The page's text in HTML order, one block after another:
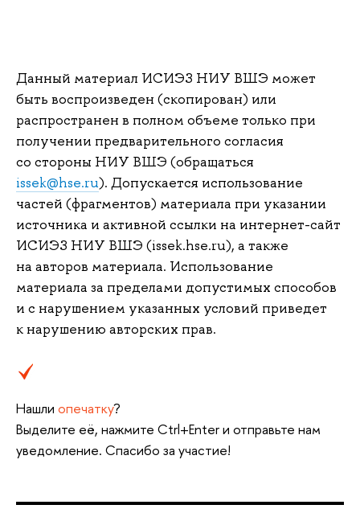
Данный материал ИСИЭЗ НИУ ВШЭ может
быть воспроизведен (скопирован) или
распространен в полном объеме только при
получении предварительного согласия
со стороны НИУ ВШЭ (обращаться
issek@hse.ru). Допускается использование
частей (фрагментов) материала при указании
источника и активной ссылки на интернет-сайт
ИСИЭЗ НИУ ВШЭ (issek.hse.ru), а также
на авторов материала. Использование
материала за пределами допустимых способов
и с нарушением указанных условий приведет
к нарушению авторских прав.
Нашли опечатку?
Выделите её, нажмите Ctrl+Enter и отправьте нам
уведомление. Спасибо за участие!